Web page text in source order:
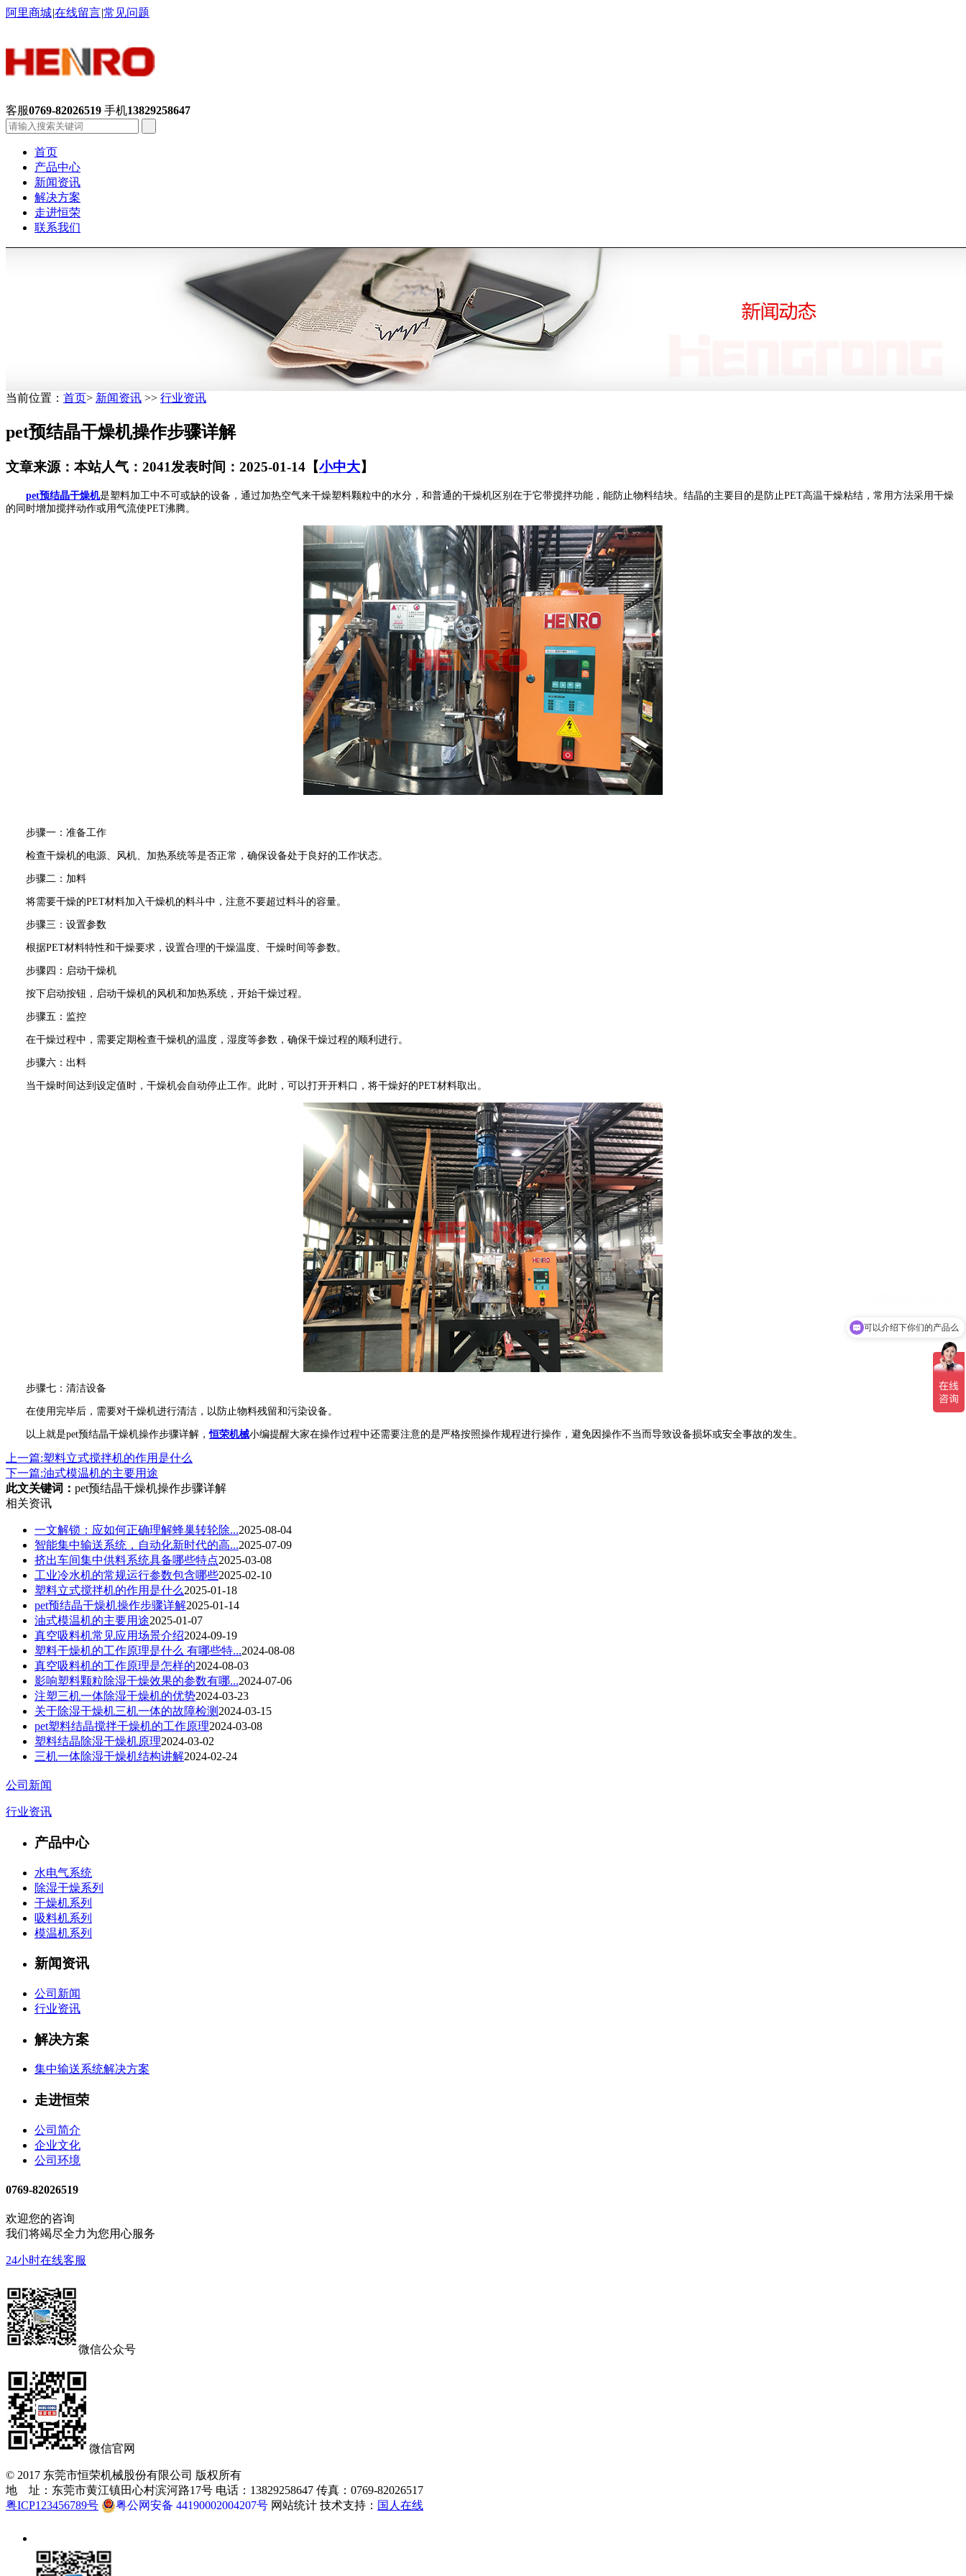
阿里商城|在线留言|常见问题
客服0769-82026519 手机13829258647
首页
产品中心
新闻资讯
解决方案
走进恒荣
联系我们
当前位置： 首页> 新闻资讯 >> 行业资讯
pet预结晶干燥机操作步骤详解
文章来源：本站人气：2041发表时间：2025-01-14 【小中大】
pet预结晶干燥机是塑料加工中不可或缺的设备，通过加热空气来干燥塑料颗粒中的水分，和普通的干燥机区别在于它带搅拌功能，能防止物料结块。结晶的主要目的是防止PET高温干燥粘结，常用方法采用干燥
的同时增加搅拌动作或用气流使PET沸腾。
步骤一：准备工作
检查干燥机的电源、风机、加热系统等是否正常，确保设备处于良好的工作状态。
步骤二：加料
将需要干燥的PET材料加入干燥机的料斗中，注意不要超过料斗的容量。
步骤三：设置参数
根据PET材料特性和干燥要求，设置合理的干燥温度、干燥时间等参数。
步骤四：启动干燥机
按下启动按钮，启动干燥机的风机和加热系统，开始干燥过程。
步骤五：监控
在干燥过程中，需要定期检查干燥机的温度，湿度等参数，确保干燥过程的顺利进行。
步骤六：出料
当干燥时间达到设定值时，干燥机会自动停止工作。此时，可以打开开料口，将干燥好的PET材料取出。
步骤七：清洁设备
在使用完毕后，需要对干燥机进行清洁，以防止物料残留和污染设备。
以上就是pet预结晶干燥机操作步骤详解，恒荣机械小编提醒大家在操作过程中还需要注意的是严格按照操作规程进行操作，避免因操作不当而导致设备损坏或安全事故的发生。
上一篇:塑料立式搅拌机的作用是什么
下一篇:油式模温机的主要用途
此文关键词： pet预结晶干燥机操作步骤详解
相关资讯
一文解锁：应如何正确理解蜂巢转轮除...2025-08-04
智能集中输送系统，自动化新时代的高...2025-07-09
挤出车间集中供料系统具备哪些特点2025-03-08
工业冷水机的常规运行参数包含哪些2025-02-10
塑料立式搅拌机的作用是什么2025-01-18
pet预结晶干燥机操作步骤详解2025-01-14
油式模温机的主要用途2025-01-07
真空吸料机常见应用场景介绍2024-09-19
塑料干燥机的工作原理是什么 有哪些特...2024-08-08
真空吸料机的工作原理是怎样的2024-08-03
影响塑料颗粒除湿干燥效果的参数有哪...2024-07-06
注塑三机一体除湿干燥机的优势2024-03-23
关于除湿干燥机三机一体的故障检测2024-03-15
pet塑料结晶搅拌干燥机的工作原理2024-03-08
塑料结晶除湿干燥机原理2024-03-02
三机一体除湿干燥机结构讲解2024-02-24
公司新闻
行业资讯
产品中心
水电气系统
除湿干燥系列
干燥机系列
吸料机系列
模温机系列
新闻资讯
公司新闻
行业资讯
解决方案
集中输送系统解决方案
走进恒荣
公司简介
企业文化
公司环境
0769-82026519
欢迎您的咨询
我们将竭尽全力为您用心服务
24小时在线客服
微信公众号
微信官网
© 2017 东莞市恒荣机械股份有限公司 版权所有
地 址：东莞市黄江镇田心村滨河路17号 电话：13829258647 传真：0769-82026517
粤ICP123456789号
粤公网安备 44190002004207号 网站统计 技术支持： 国人在线
可以介绍下你们的产品么